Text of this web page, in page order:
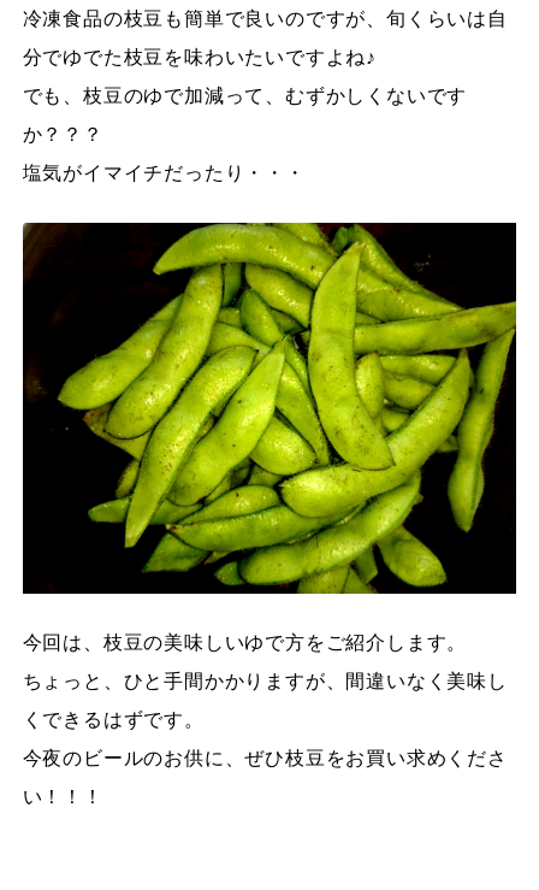
冷凍食品の枝豆も簡単で良いのですが、旬くらいは自
分でゆでた枝豆を味わいたいですよね♪
でも、枝豆のゆで加減って、むずかしくないです
か？？？
塩気がイマイチだったり・・・
今回は、枝豆の美味しいゆで方をご紹介します。
ちょっと、ひと手間かかりますが、間違いなく美味し
くできるはずです。
今夜のビールのお供に、ぜひ枝豆をお買い求めくださ
い！！！